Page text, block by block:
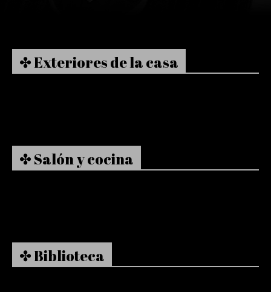
✤ Exteriores de la casa
✤ Salón y cocina
✤ Biblioteca